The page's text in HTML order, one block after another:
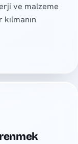
ve malzeme